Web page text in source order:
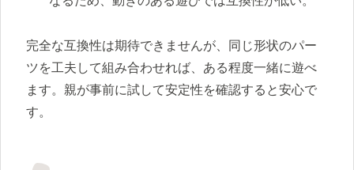
完全な互換性は期待できませんが、同じ形状のパー
ツを工夫して組み合わせれば、ある程度一緒に遊べ
ます。親が事前に試して安定性を確認すると安心で
す。